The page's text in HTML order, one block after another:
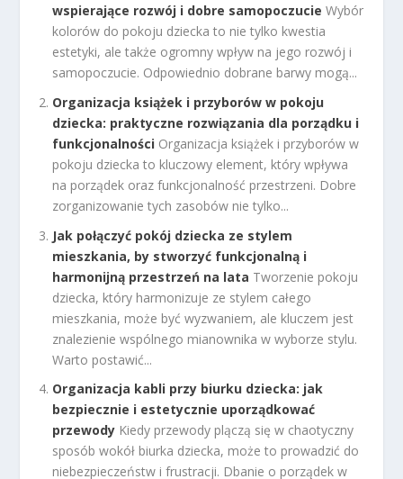
wspierające rozwój i dobre samopoczucie Wybór
kolorów do pokoju dziecka to nie tylko kwestia
estetyki, ale także ogromny wpływ na jego rozwój i
samopoczucie. Odpowiednio dobrane barwy mogą...
Organizacja książek i przyborów w pokoju
dziecka: praktyczne rozwiązania dla porządku i
funkcjonalności Organizacja książek i przyborów w
pokoju dziecka to kluczowy element, który wpływa
na porządek oraz funkcjonalność przestrzeni. Dobre
zorganizowanie tych zasobów nie tylko...
Jak połączyć pokój dziecka ze stylem
mieszkania, by stworzyć funkcjonalną i
harmonijną przestrzeń na lata Tworzenie pokoju
dziecka, który harmonizuje ze stylem całego
mieszkania, może być wyzwaniem, ale kluczem jest
znalezienie wspólnego mianownika w wyborze stylu.
Warto postawić...
Organizacja kabli przy biurku dziecka: jak
bezpiecznie i estetycznie uporządkować
przewody Kiedy przewody plączą się w chaotyczny
sposób wokół biurka dziecka, może to prowadzić do
niebezpieczeństw i frustracji. Dbanie o porządek w